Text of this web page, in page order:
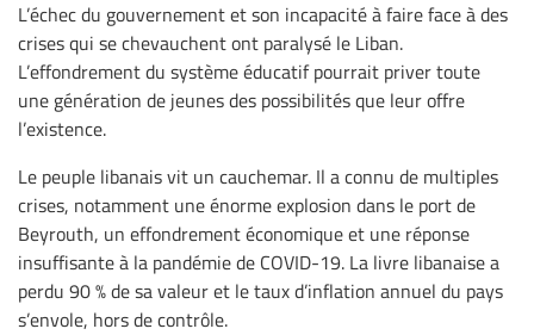
L’échec du gouvernement et son incapacité à faire face à des
crises qui se chevauchent ont paralysé le Liban.
L’effondrement du système éducatif pourrait priver toute
une génération de jeunes des possibilités que leur offre
l’existence.
Le peuple libanais vit un cauchemar. Il a connu de multiples
crises, notamment une énorme explosion dans le port de
Beyrouth, un effondrement économique et une réponse
insuffisante à la pandémie de COVID-19. La livre libanaise a
perdu 90 % de sa valeur et le taux d’inflation annuel du pays
s’envole, hors de contrôle.